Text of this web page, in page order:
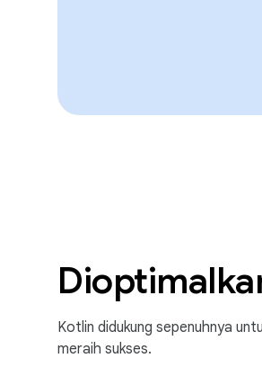
Kotlin didukung sepenuhnya
meraih sukses.